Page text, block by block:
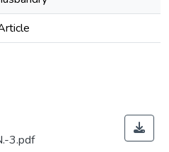
3.pdf